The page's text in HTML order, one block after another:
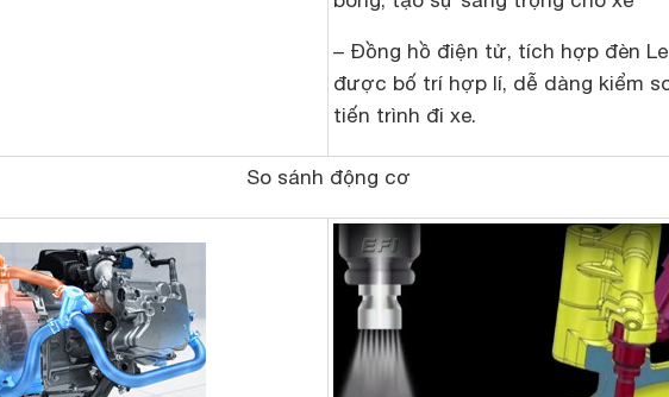
– Đồng hồ điện tử, tích hợp đèn
được bố trí hợp lí, dễ dàng kiểm
tiến trình đi xe.
So sánh động cơ